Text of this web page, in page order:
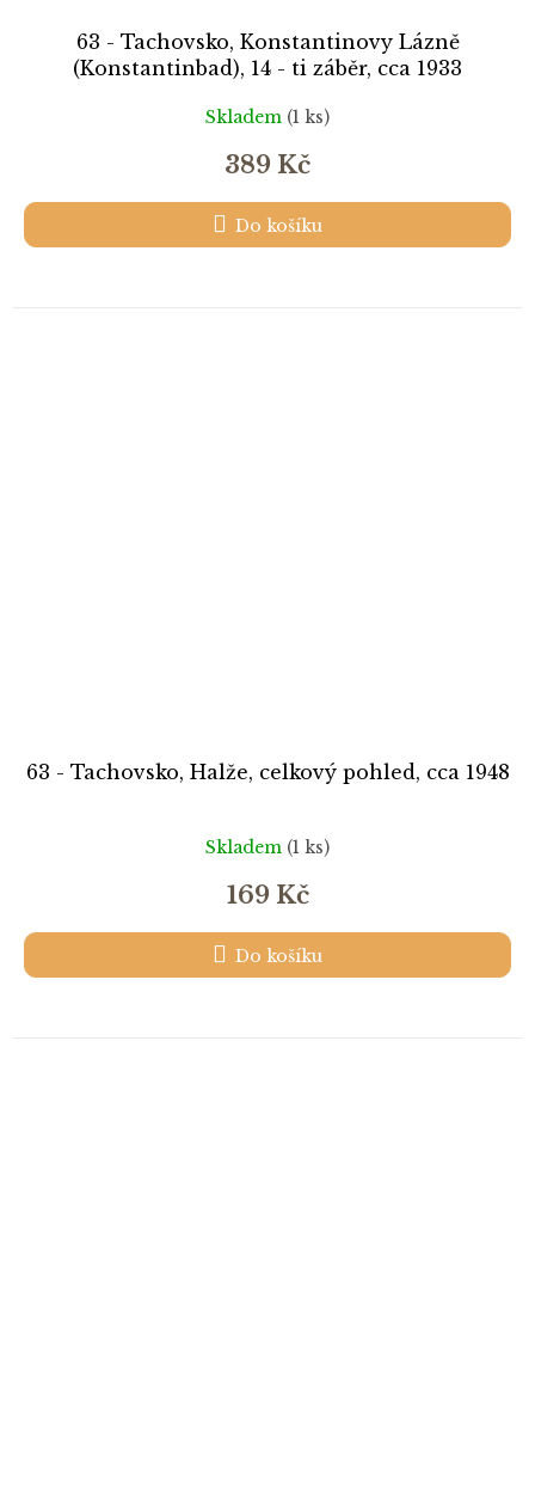
63 - Tachovsko, Konstantinovy Lázně
(Konstantinbad), 14 - ti záběr, cca 1933
Skladem (1 ks)
389 Kč
Do košíku
63 - Tachovsko, Halže, celkový pohled, cca 1948
Skladem (1 ks)
169 Kč
Do košíku